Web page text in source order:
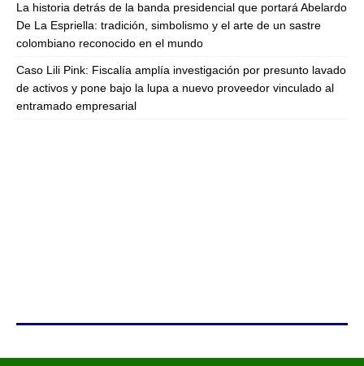
La historia detrás de la banda presidencial que portará Abelardo
De La Espriella: tradición, simbolismo y el arte de un sastre
colombiano reconocido en el mundo
Caso Lili Pink: Fiscalía amplía investigación por presunto lavado
de activos y pone bajo la lupa a nuevo proveedor vinculado al
entramado empresarial